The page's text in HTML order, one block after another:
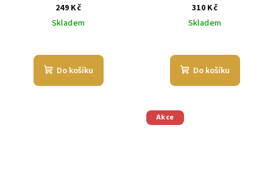
249 Kč
Skladem
Do košíku
310 Kč
Skladem
Do košíku
Akce